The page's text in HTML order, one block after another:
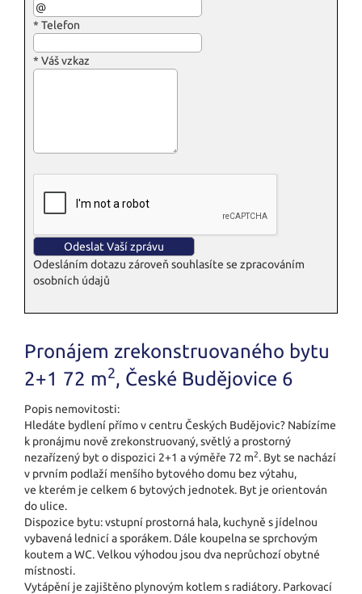
* Telefon
* Váš vzkaz
Odesláním dotazu zároveň souhlasíte se zpracováním
osobních údajů
Pronájem zrekonstruovaného bytu
2+1 72 m2, České Budějovice 6
Popis nemovitosti:
Hledáte bydlení přímo v centru Českých Budějovic? Nabízíme
k pronájmu nově zrekonstruovaný, světlý a prostorný
nezařízený byt o dispozici 2+1 a výměře 72 m2. Byt se nachází
v prvním podlaží menšího bytového domu bez výtahu,
ve kterém je celkem 6 bytových jednotek. Byt je orientován
do ulice.
Dispozice bytu: vstupní prostorná hala, kuchyně s jídelnou
vybavená lednicí a sporákem. Dále koupelna se sprchovým
koutem a WC. Velkou výhodou jsou dva neprůchozí obytné
místnosti.
Vytápění je zajištěno plynovým kotlem s radiátory. Parkovací